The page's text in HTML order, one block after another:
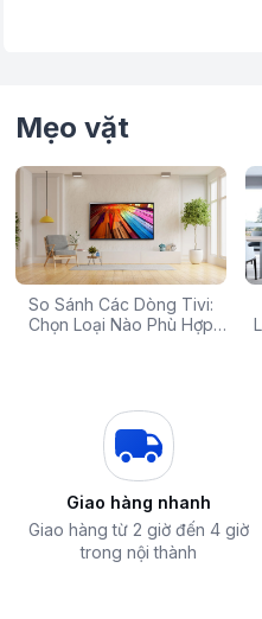
Săn Sale Khủng: Hàng
Điện Máy Cao Cấp Giảm
Tivi
Mẹo vặt
So Sánh Các Dòng Tivi:
Chọn Loại Nào Phù Hợp
Giao hàng nhanh
Giao hàng từ 2 giờ đến 4 giờ
trong nội thành